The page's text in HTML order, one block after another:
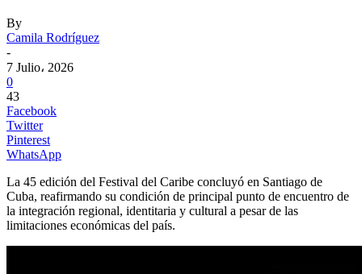
By
Camila Rodríguez
-
7 Julio، 2026
0
43
Facebook
Twitter
Pinterest
WhatsApp
La 45 edición del Festival del Caribe concluyó en Santiago de
Cuba, reafirmando su condición de principal punto de encuentro de
la integración regional, identitaria y cultural a pesar de las
limitaciones económicas del país.